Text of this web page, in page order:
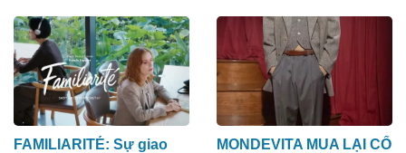
FAMILIARITÉ: Sự giao
MONDEVITA MUA LẠI CỔ